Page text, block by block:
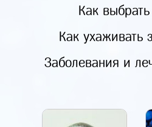
Как
Как ухаживать
Заболевания и